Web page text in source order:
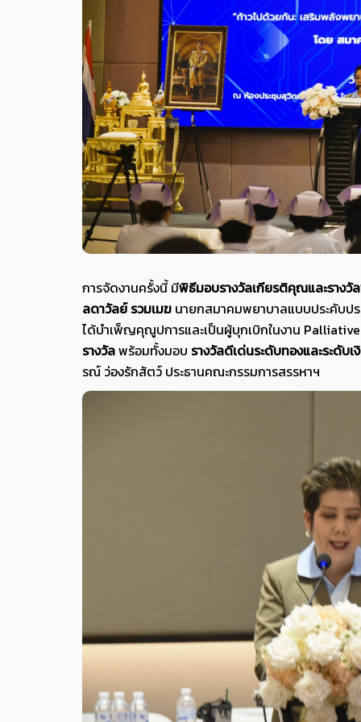
การจัดงานครั้งนี้ มีพิธีมอบรางวัลเกียรติคุณและรางวั
ลดาวัลย์ รวมเมฆ นายกสมาคมพยาบาลแบบประคับป
ได้บำเพ็ญคุณูปการและเป็นผู้บุกเบิกในงาน
รางวัลพร้อมทั้งมอบ รางวัลดีเด่นระดับทองและระดับ
รณ์ ว่องรักสัตว์ ประธานคณะกรรมการสรรหาฯ